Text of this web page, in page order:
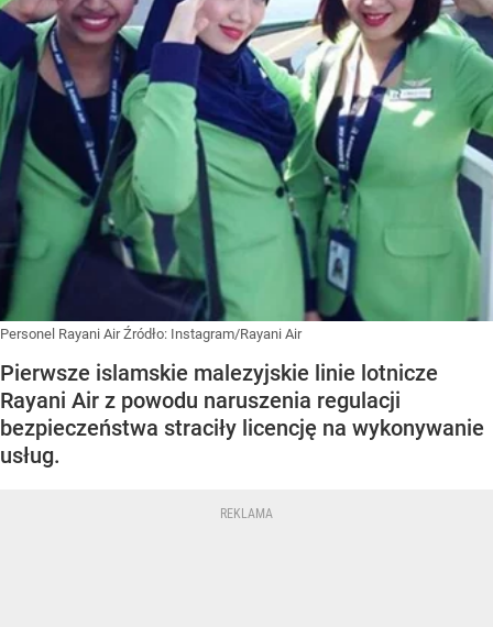
Personel Rayani AirŹródło: Instagram/Rayani Air
Pierwsze islamskie malezyjskie linie lotnicze
Rayani Air z powodu naruszenia regulacji
bezpieczeństwa straciły licencję na wykonywanie
usług.